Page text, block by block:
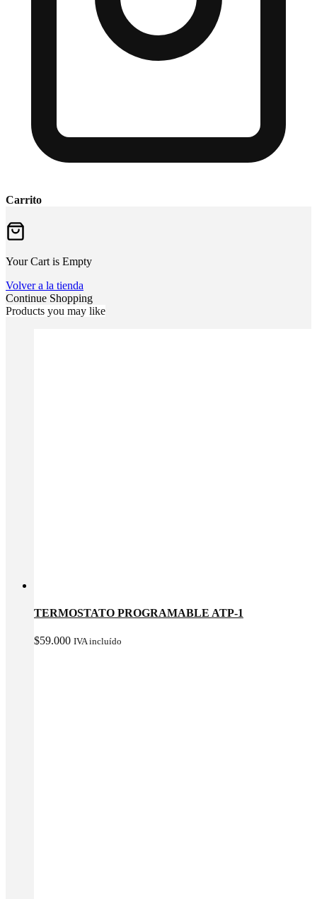
Carrito
Your Cart is Empty
Volver a la tienda
Continue Shopping
Products you may like
TERMOSTATO PROGRAMABLE ATP-1
$59.000 IVA incluído